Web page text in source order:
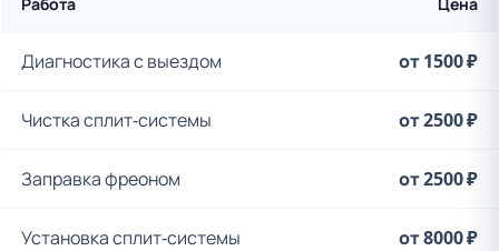
Диагностика с выездом от 1500 ₽
Чистка сплит-системы от 2500 ₽
Заправка фреоном от 2500 ₽
Установка сплит-системы от 8000 ₽